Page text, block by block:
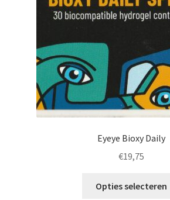
Eyeye Bioxy Daily
€19,75
Opties selecteren